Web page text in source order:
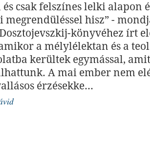
csak felszínes lelki alapon
hisz” -
könyvéhez írt
a mély­lélektan és a
kerültek egymással,
A mai em­ber nem
érzésekke...